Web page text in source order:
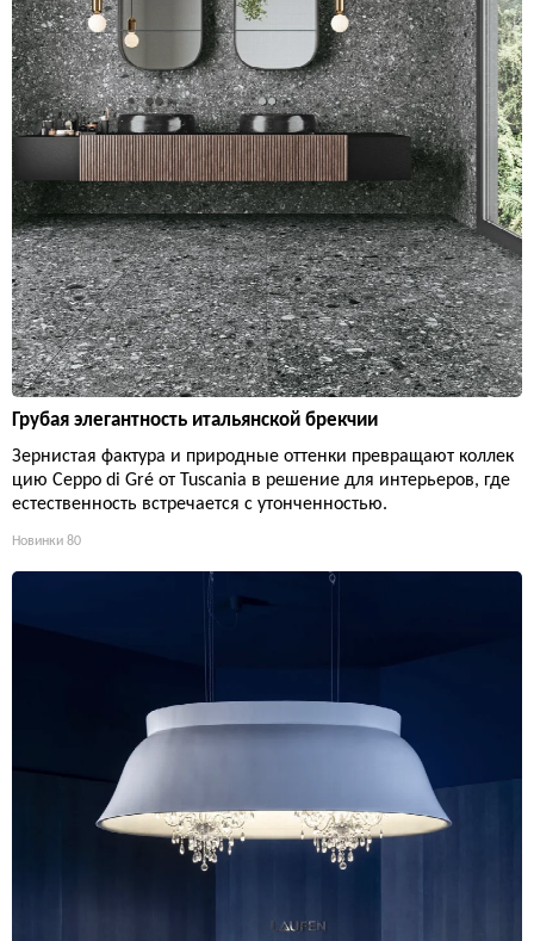
Грубая элегантность итальянской брекчии
Зернистая фактура и природные оттенки превращают коллек
цию Ceppo di Gré от Tuscania в решение для интерьеров, где
естественность встречается с утонченностью.
Новинки 80